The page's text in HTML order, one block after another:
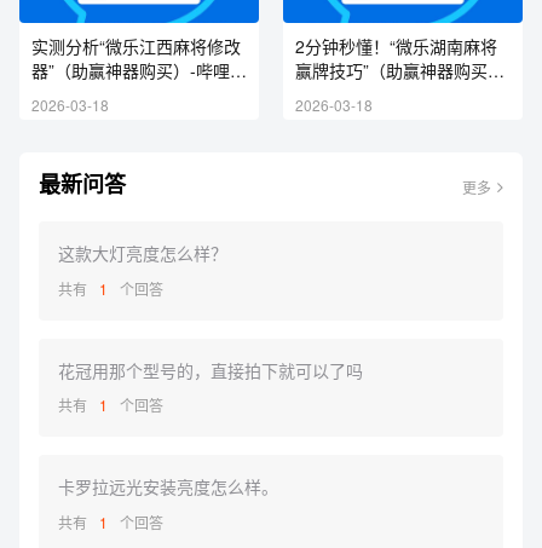
实测分析“微乐江西麻将修改
器”（助赢神器购买）-哔哩哔
2026-03-18
2分钟秒懂！“微乐湖南麻将
赢牌技巧”（助赢神器购买）-
2026-03-18
最新问答 更多
这款大灯亮度怎么样？
共有 1 个回答
花冠用那个型号的，直接拍下就可以了吗
共有 1 个回答
卡罗拉远光安装亮度怎么样。
共有 1 个回答